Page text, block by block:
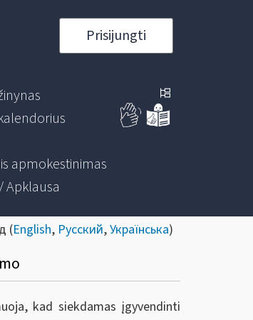
Prisijungti
apmokestinimas
Apklausa
(English, Русский,Українська)
kad siekdamas įgyvendinti